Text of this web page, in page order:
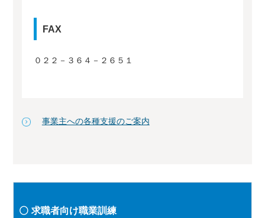
FAX
０２２－３６４－２６５１
事業主への各種支援のご案内
求職者向け職業訓練